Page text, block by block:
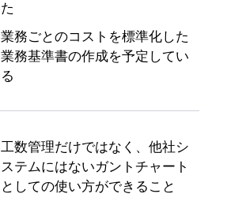
た
業務ごとのコストを標準化した
業務基準書の作成を予定してい
る
工数管理だけではなく、他社シ
ステムにはないガントチャート
としての使い方ができること